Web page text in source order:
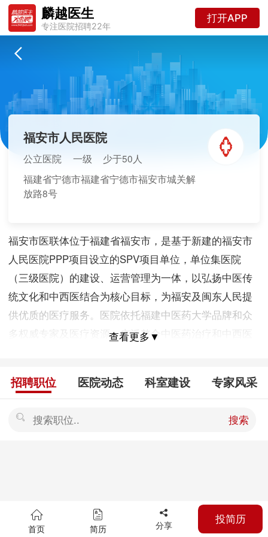
麟越医生
专注医院招聘22年
打开APP
福安市人民医院
公立医院 一级
少于50人
福建省宁德市福建省宁德市福安市城关解
放路8号
福安市医联体位于福建省福安市，是基于新建的福安市
人民医院PPP项目设立的SPV项目单位，单位集医院
（三级医院）的建设、运营管理为一体，以弘扬中医传
统文化和中西医结合为核心目标，为福安及闽东人民提
供优质的医疗服务。医院依托福建中医药大学品牌和众
多权威专家及医疗资源，广泛整合中医药治疗和中西医
华民族传统中医药文化，建设具有现代化一流服务水平
发展。 福安市人民医院是医联体公司正在建设中的新医
院为龙头，组建人民医院医疗集团，以现有市、乡两级
查看更多▼
招聘职位 医院动态 科室建设 专家风采
搜索
首页 简历 分享 投简历